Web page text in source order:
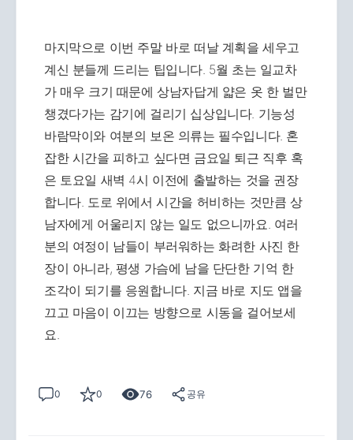
마지막으로 이번 주말 바로 떠날 계획을 세우고
계신 분들께 드리는 팁입니다. 5월 초는 일교차
가 매우 크기 때문에 상남자답게 얇은 옷 한 벌만
챙겼다가는 감기에 걸리기 십상입니다. 기능성
바람막이와 여분의 보온 의류는 필수입니다. 혼
잡한 시간을 피하고 싶다면 금요일 퇴근 직후 혹
은 토요일 새벽 4시 이전에 출발하는 것을 권장
합니다. 도로 위에서 시간을 허비하는 것만큼 상
남자에게 어울리지 않는 일도 없으니까요. 여러
분의 여정이 남들이 부러워하는 화려한 사진 한
장이 아니라, 평생 가슴에 남을 단단한 기억 한
조각이 되기를 응원합니다. 지금 바로 지도 앱을
끄고 마음이 이끄는 방향으로 시동을 걸어보세
요.
0 0 76 공유